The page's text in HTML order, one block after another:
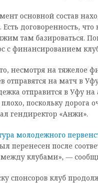
основной состав
договоренность,
там базироваться.
с финансированием
несмотря на тяжелое
отправятся на матч в
отправится в Уфу
плохо, поскольку
гендиректор «Анжи».
молодежного
перенесен после
клубами», —
спонсоров клуб